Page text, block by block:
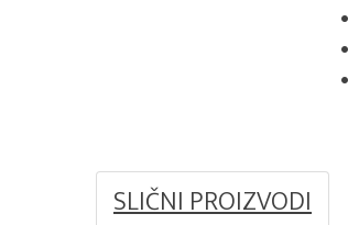
SLIČNI PROIZVODI